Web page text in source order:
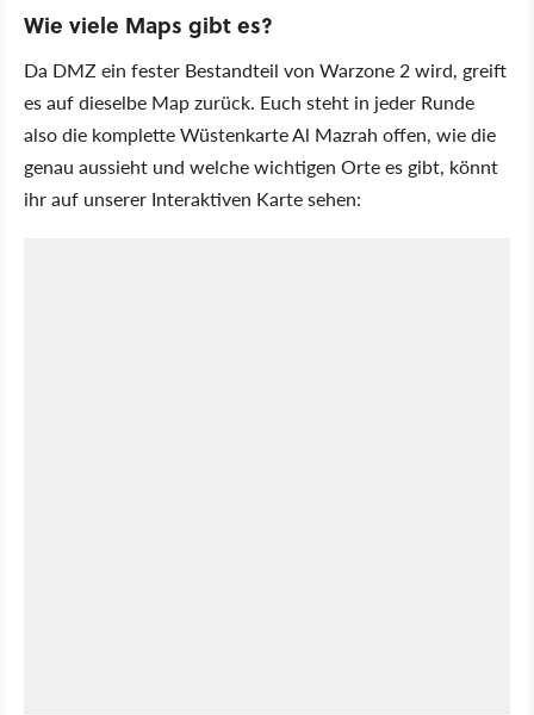
Wie viele Maps gibt es?
Da DMZ ein fester Bestandteil von Warzone 2 wird, greift
es auf dieselbe Map zurück. Euch steht in jeder Runde
also die komplette Wüstenkarte Al Mazrah offen, wie die
genau aussieht und welche wichtigen Orte es gibt, könnt
ihr auf unserer Interaktiven Karte sehen: